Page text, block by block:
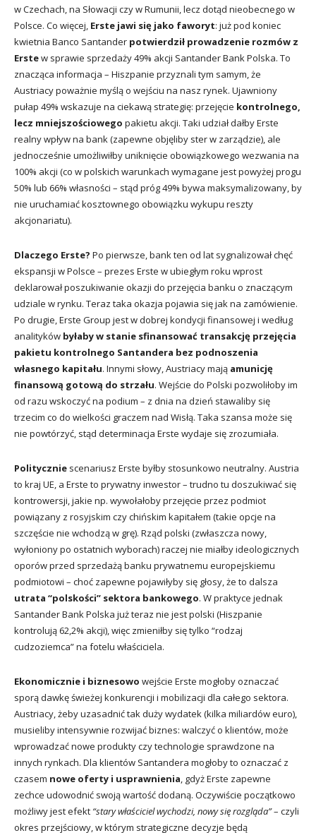
w Czechach, na Słowacji czy w Rumunii, lecz dotąd nieobecnego w
Polsce. Co więcej, Erste jawi się jako faworyt: już pod koniec
kwietnia Banco Santander potwierdził prowadzenie rozmów z
Erstew sprawie sprzedaży 49% akcji Santander Bank Polska. To
znacząca informacja – Hiszpanie przyznali tym samym, że
Austriacy poważnie myślą o wejściu na nasz rynek. Ujawniony
pułap 49% wskazuje na ciekawą strategię: przejęcie kontrolnego,
lecz mniejszościowego pakietu akcji. Taki udział dałby Erste
realny wpływ na bank (zapewne objęliby ster w zarządzie), ale
jednocześnie umożliwiłby uniknięcie obowiązkowego wezwania na
100% akcji (co w polskich warunkach wymagane jest powyżej progu
50% lub 66% własności – stąd próg 49% bywa maksymalizowany, by
nie uruchamiać kosztownego obowiązku wykupu reszty
akcjonariatu).
Dlaczego Erste? Po pierwsze, bank ten od lat sygnalizował chęć
ekspansji w Polsce – prezes Erste w ubiegłym roku wprost
deklarował poszukiwanie okazji do przejęcia banku o znaczącym
udziale w rynku. Teraz taka okazja pojawia się jak na zamówienie.
Po drugie, Erste Group jest w dobrej kondycji finansowej i według
analityków byłaby w stanie sfinansować transakcję przejęcia
pakietu kontrolnego Santandera bez podnoszenia
własnego kapitału. Innymi słowy, Austriacy mają amunicję
finansową gotową do strzału. Wejście do Polski pozwoliłoby im
od razu wskoczyć na podium – z dnia na dzień stawaliby się
trzecim co do wielkości graczem nad Wisłą. Taka szansa może się
nie powtórzyć, stąd determinacja Erste wydaje się zrozumiała.
Politycznie scenariusz Erste byłby stosunkowo neutralny. Austria
to kraj UE, a Erste to prywatny inwestor – trudno tu doszukiwać się
kontrowersji, jakie np. wywołałoby przejęcie przez podmiot
powiązany z rosyjskim czy chińskim kapitałem (takie opcje na
szczęście nie wchodzą w grę). Rząd polski (zwłaszcza nowy,
wyłoniony po ostatnich wyborach) raczej nie miałby ideologicznych
oporów przed sprzedażą banku prywatnemu europejskiemu
podmiotowi – choć zapewne pojawiłyby się głosy, że to dalsza
utrata “polskości” sektora bankowego. W praktyce jednak
Santander Bank Polska już teraz nie jest polski (Hiszpanie
kontrolują 62,2% akcji), więc zmieniłby się tylko “rodzaj
cudzoziemca” na fotelu właściciela.
Ekonomicznie i biznesowo wejście Erste mogłoby oznaczać
sporą dawkę świeżej konkurencji i mobilizacji dla całego sektora.
Austriacy, żeby uzasadnić tak duży wydatek (kilka miliardów euro),
musieliby intensywnie rozwijać biznes: walczyć o klientów, może
wprowadzać nowe produkty czy technologie sprawdzone na
innych rynkach. Dla klientów Santandera mogłoby to oznaczać z
czasem nowe oferty i usprawnienia, gdyż Erste zapewne
zechce udowodnić swoją wartość dodaną. Oczywiście początkowo
możliwy jest efekt “stary właściciel wychodzi, nowy się rozgląda”– czyli
okres przejściowy, w którym strategiczne decyzje będą